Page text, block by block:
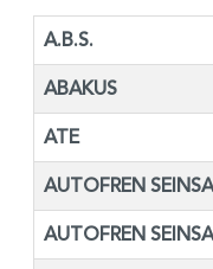
A.B.S.
ABAKUS
ATE
AUTOFREN SEINSA
AUTOFREN SEINSA